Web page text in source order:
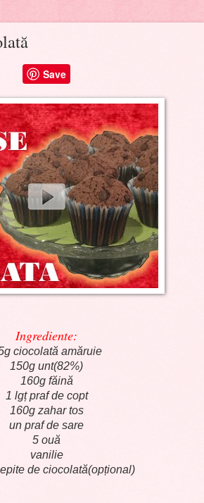
Save
Ingrediente:
ciocolată amăruie
150g unt(82%)
160g făină
1 lgț praf de copt
160g zahar tos
un praf de sare
5 ouă
vanilie
de ciocolată(opțional)